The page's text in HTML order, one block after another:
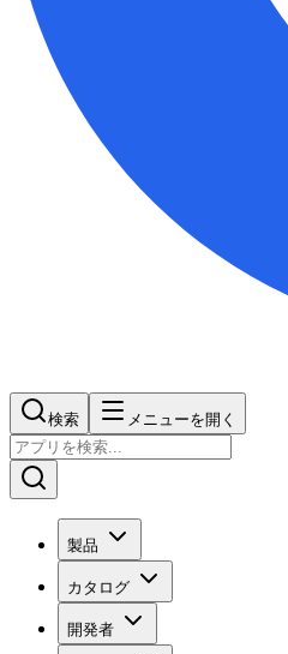
検索 メニューを開く
製品
カタログ
開発者